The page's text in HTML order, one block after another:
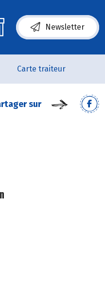
Newsletter
Carte traiteur
sur